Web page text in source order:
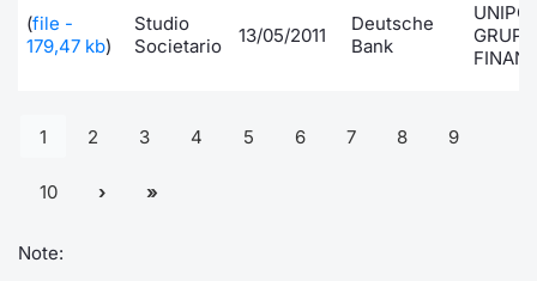
(file -
179,47 kb)
Studio
Societario
13/05/2011
Deutsche
Bank
1 2 3 4 5 6 7 8 9
10
Note: